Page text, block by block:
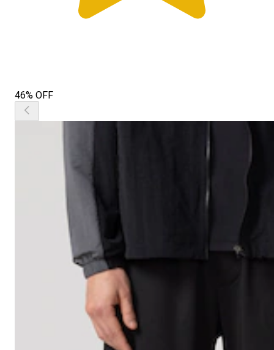
46% OFF